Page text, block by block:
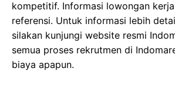
kompetitif. Informasi lowongan
referensi. Untuk informasi lebih
silakan kunjungi website resmi
semua proses rekrutmen di
biaya apapun.